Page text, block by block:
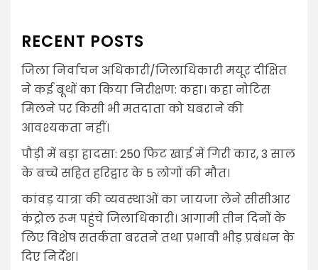
RECENT POSTS
जिला निर्वाचन अधिकारी/जिलाधिकारी मयूर दीक्षित
ने कई बूथों का किया निरीक्षण: कहा। कहा नोटिस
मिलने पर किसी भी मतदाता को घबराने की
आवश्यकता नहीं।
पौड़ी में बड़ा हादसा: 250 फिट खाई में गिरी कार, 3 साल
के बच्चे सहित हरिद्वार के 5 लोगों की मौत।
कांवड़ यात्रा की व्यवस्थाओं का जायजा लेने सीसीआर
कंट्रोल रूम पहुंचे जिलाधिकारी। आगामी तीन दिनों के
लिए विशेष सतर्कता बरतने तथा प्रभावी भीड़ प्रबंधन के
दिए निर्देश।